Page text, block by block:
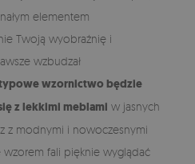
elementem
Twoją wyobraźnię i
wzbudzał
wzornictwo będzie
z lekkimi meblami w jasnych
z modnymi i nowoczesnymi
wzorem fali pięknie wyglądać